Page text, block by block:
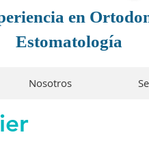
en
Estomatología
Nosotros